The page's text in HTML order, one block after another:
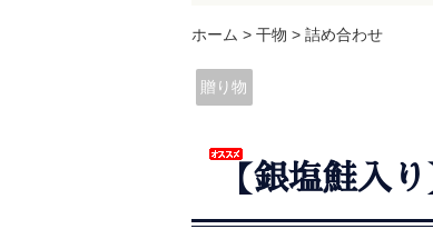
ホーム > 干物 > 詰め合わせ
贈り物
【銀塩鮭入